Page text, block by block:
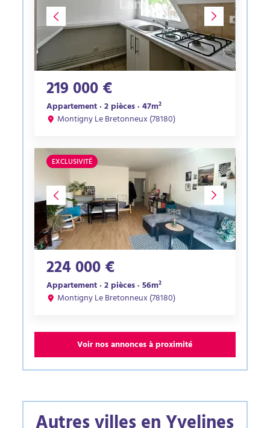
219 000 €
Appartement · 2 pièces · 47m²
Montigny Le Bretonneux (78180)
EXCLUSIVITÉ
224 000 €
Appartement · 2 pièces · 56m²
Montigny Le Bretonneux (78180)
Voir nos annonces à proximité